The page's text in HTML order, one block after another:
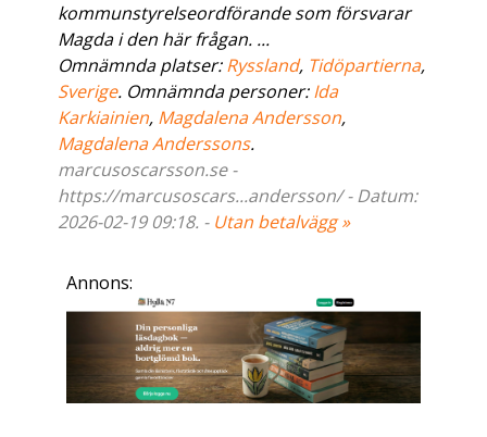
kommunstyrelseordförande som försvarar
Magda i den här frågan. ...
Omnämnda platser:Ryssland, Tidöpartierna,
Sverige. Omnämnda personer:Ida
Karkiainien, Magdalena Andersson,
Magdalena Anderssons.
marcusoscarsson.se -
https://marcusoscars...andersson/ - Datum:
2026-02-19 09:18. - Utan betalvägg »
Annons: